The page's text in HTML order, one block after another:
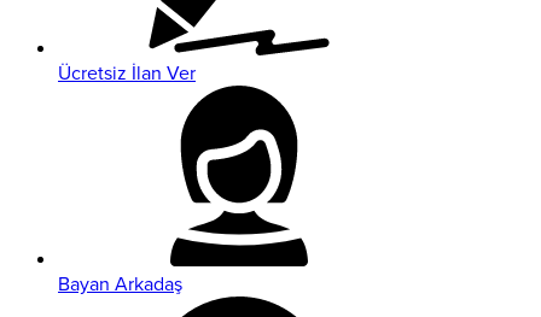
Ücretsiz İlan Ver
Bayan Arkadaş